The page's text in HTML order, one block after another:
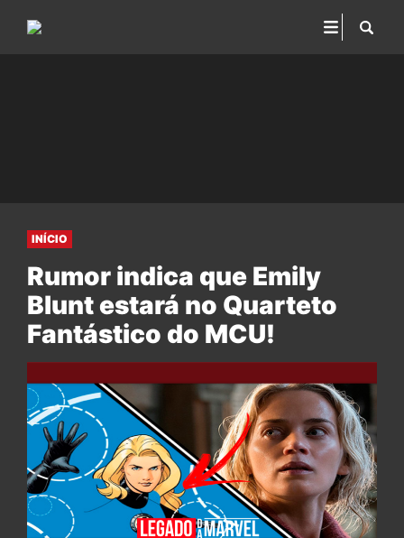
INÍCIO
Rumor indica que Emily
Blunt estará no Quarteto
Fantástico do MCU!